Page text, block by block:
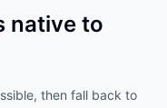
native to
then fall back to